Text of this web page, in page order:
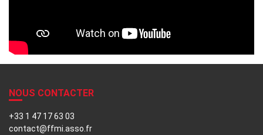
NOUS CONTACTER
+33 1 47 17 63 03
contact@ffmi.asso.fr